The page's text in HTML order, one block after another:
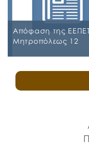
Απόφαση της
Μητροπόλεως 12